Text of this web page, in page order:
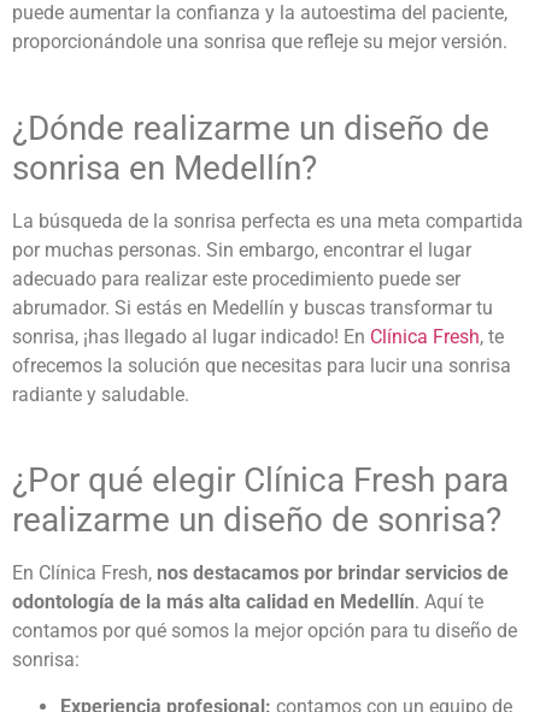
puede aumentar la confianza y la autoestima del paciente,
proporcionándole una sonrisa que refleje su mejor versión.
¿Dónde realizarme un diseño de
sonrisa en Medellín?
La búsqueda de la sonrisa perfecta es una meta compartida
por muchas personas. Sin embargo, encontrar el lugar
adecuado para realizar este procedimiento puede ser
abrumador. Si estás en Medellín y buscas transformar tu
sonrisa, ¡has llegado al lugar indicado! En Clínica Fresh, te
ofrecemos la solución que necesitas para lucir una sonrisa
radiante y saludable.
¿Por qué elegir Clínica Fresh para
realizarme un diseño de sonrisa?
En Clínica Fresh, nos destacamos por brindar servicios de
odontología de la más alta calidad en Medellín. Aquí te
contamos por qué somos la mejor opción para tu diseño de
sonrisa:
Experiencia profesional: contamos con un equipo de